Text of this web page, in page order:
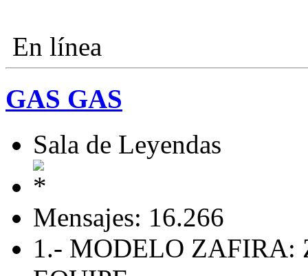
En línea
GAS GAS
Sala de Leyendas
Mensajes: 16.266
1.- MODELO ZAFIRA: